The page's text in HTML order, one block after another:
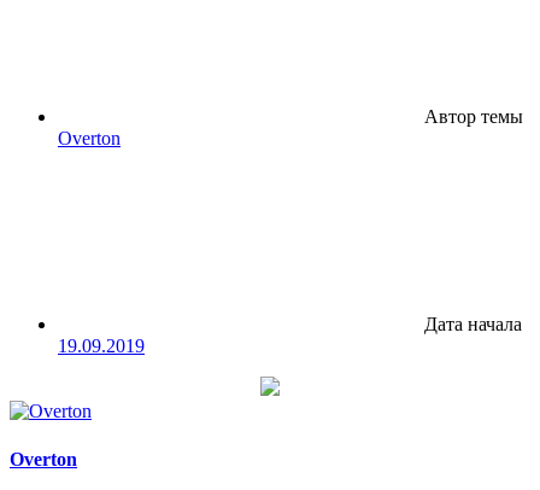
Автор темы
Overton
Дата начала
19.09.2019
Overton